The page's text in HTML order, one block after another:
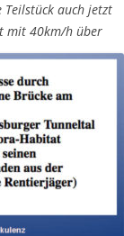
auch jetzt
mit 40km/h über